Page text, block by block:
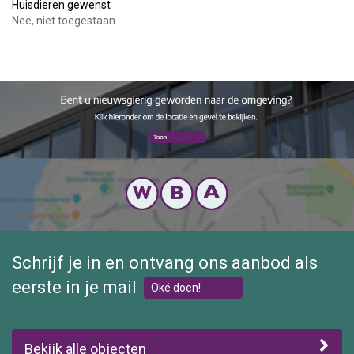
Huisdieren gewenst
Nee, niet toegestaan
Schrijf je in en ontvang ons aanbod als
eerste in je mail
Oké doen!
Bekijk alle objecten